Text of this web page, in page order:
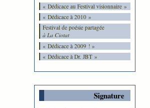
« Dédicace au Festival visionnaire »
« Dédicace à 2010 »
Festival de poésie partagée
à La Ciotat
« Dédicace à 2009 ! »
« Dédicace à Dr. JBT »
Signature